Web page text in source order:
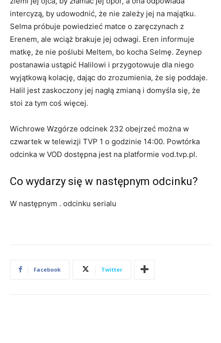
intercyzą, by udowodnić, że nie zależy jej na majątku.
Selma próbuje powiedzieć matce o zaręczynach z
Erenem, ale wciąż brakuje jej odwagi. Eren informuje
matkę, że nie poślubi Meltem, bo kocha Selmę. Zeynep
postanawia ustąpić Halilowi i przygotowuje dla niego
wyjątkową kolację, dając do zrozumienia, że się poddaje.
Halil jest zaskoczony jej nagłą zmianą i domyśla się, że
stoi za tym coś więcej.
Wichrowe Wzgórze odcinek 232 obejrzeć można w
czwartek w telewizji TVP 1 o godzinie 14:00. Powtórka
odcinka w VOD dostępna jest na platformie vod.tvp.pl.
Co wydarzy się w następnym odcinku?
W następnym . odcinku serialu
Facebook Twitter